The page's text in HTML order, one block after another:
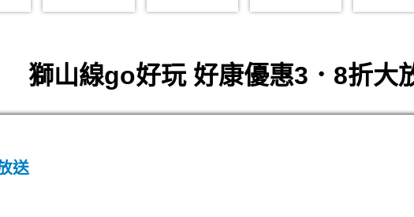
獅山線go好玩 好康優惠3．8折大
送